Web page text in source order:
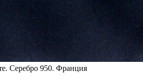
Серебро 950. Франция